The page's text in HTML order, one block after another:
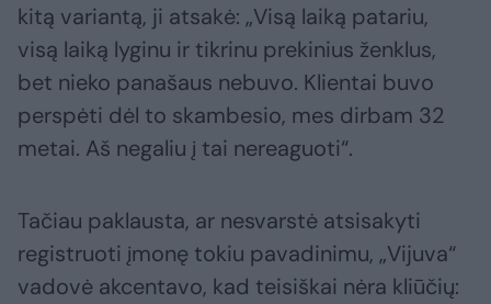
kitą variantą, ji atsakė: „Visą laiką patariu,
visą laiką lyginu ir tikrinu prekinius ženklus,
bet nieko panašaus nebuvo. Klientai buvo
perspėti dėl to skambesio, mes dirbam 32
metai. Aš negaliu į tai nereaguoti“.
Tačiau paklausta, ar nesvarstė atsisakyti
registruoti įmonę tokiu pavadinimu, „Vijuva“
vadovė akcentavo, kad teisiškai nėra kliūčių: